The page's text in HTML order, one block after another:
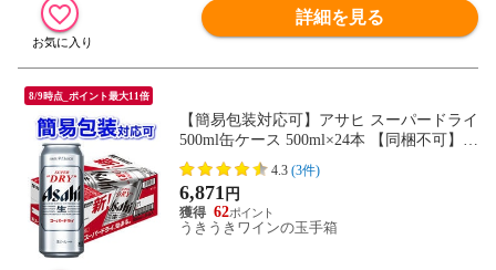
詳細を見る
8/9時点_ポイント最大11倍
【簡易包装対応可】アサヒ スーパードライ
500ml缶ケース 500ml×24本 【同梱不可】
【代引不可】【ビール 国産 缶ビール ギフ
ト お中元 御中元 お歳暮 御歳暮】
4.3 (3件)
6,871 円
62
うきうきワインの玉手箱